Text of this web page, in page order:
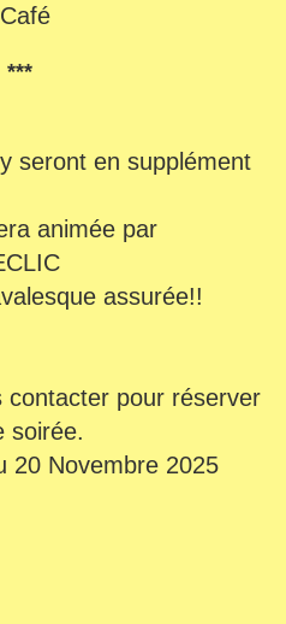
***
seront en supplément
animée par
assurée!!
contacter pour réserver
soirée.
20 Novembre 2025